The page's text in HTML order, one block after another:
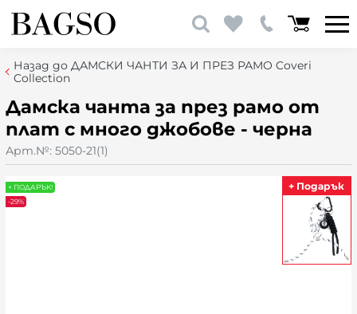
Назад до ДАМСКИ ЧАНТИ ЗА И ПРЕЗ РАМО Coveri
Collection
Дамска чанта за през рамо от
плат с много джобове - черна
Арт.№: 5050-21(1)
+ ПОДАРЪК!
-29%
+ Подарък